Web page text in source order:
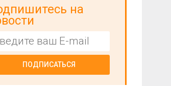
на
ПОДПИСАТЬСЯ